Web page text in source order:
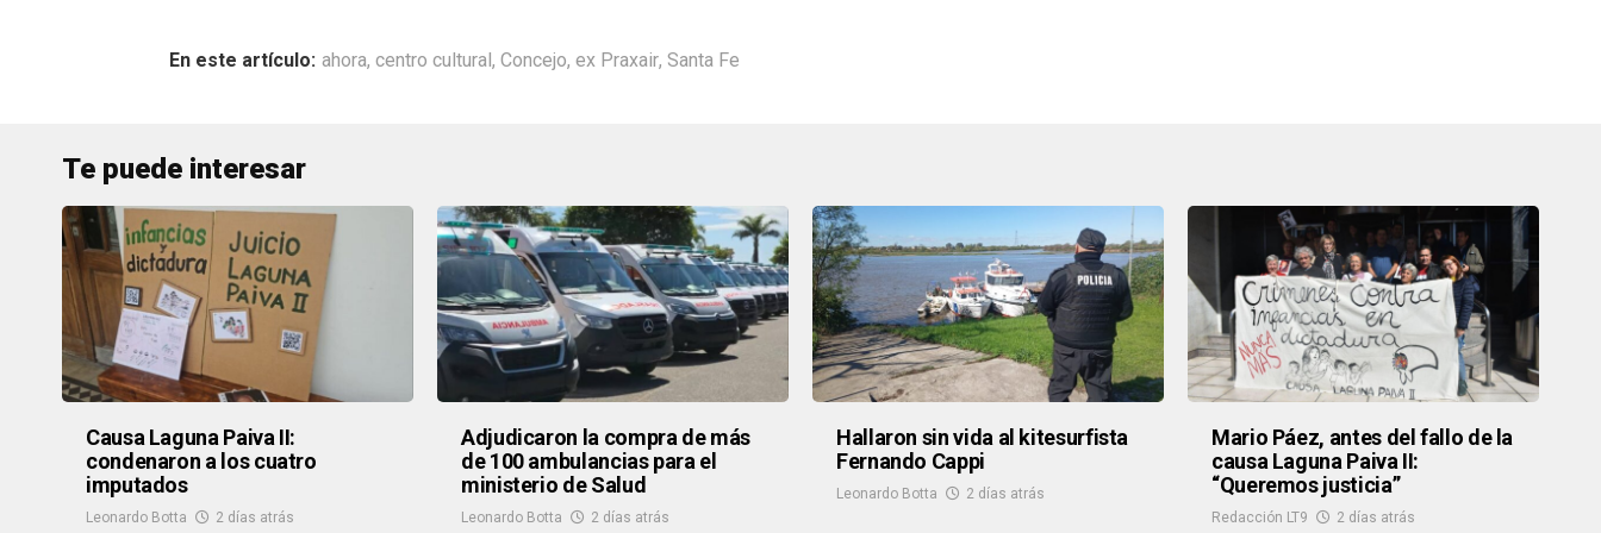
ahora, centro cultural, Concejo, ex Praxair, Santa Fe
Te puede interesar
Causa Laguna Paiva II:
condenaron a los cuatro
imputados
Leonardo Botta 2 días atrás
Adjudicaron la compra de más
de 100 ambulancias para el
ministerio de Salud
Leonardo Botta 2 días atrás
Hallaron sin vida al kitesurfista
Fernando Cappi
Leonardo Botta 2 días atrás
Mario Páez, antes del fallo de la
causa Laguna Paiva II:
“Queremos justicia”
Redacción LT9 2 días atrás